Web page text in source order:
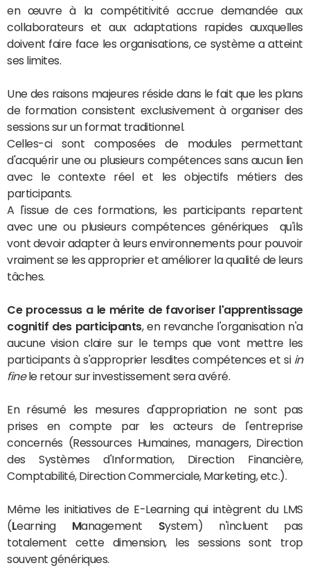
en œuvre à la compétitivité accrue demandée aux
collaborateurs et aux adaptations rapides auxquelles
doivent faire face les organisations, ce système a atteint
ses limites.
Une des raisons majeures réside dans le fait que les plans
de formation consistent exclusivement à organiser des
sessions sur un format traditionnel.
Celles-ci sont composées de modules permettant
d'acquérir une ou plusieurs compétences sans aucun lien
avec le contexte réel et les objectifs métiers des
participants.
A l'issue de ces formations, les participants repartent
avec une ou plusieurs compétences génériques qu'ils
vont devoir adapter à leurs environnements pour pouvoir
vraiment se les approprier et améliorer la qualité de leurs
tâches.
Ce processus a le mérite de favoriser l'apprentissage
cognitif des participants, en revanche l'organisation n'a
aucune vision claire sur le temps que vont mettre les
participants à s'approprier lesdites compétences et si in
fine le retour sur investissement sera avéré.
En résumé les mesures d'appropriation ne sont pas
prises en compte par les acteurs de l'entreprise
concernés (Ressources Humaines, managers, Direction
des Systèmes d'Information, Direction Financière,
Comptabilité, Direction Commerciale, Marketing, etc.).
Même les initiatives de E-Learning qui intègrent du LMS
(Learning Management System) n'incluent pas
totalement cette dimension, les sessions sont trop
souvent génériques.